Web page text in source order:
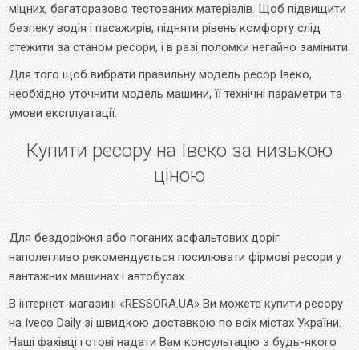
міцних, багаторазово тестованих матеріалів. Щоб підвищити
безпеку водія і пасажирів, підняти рівень комфорту слід
стежити за станом ресори, і в разі поломки негайно замінити.
Для того щоб вибрати правильну модель ресор Івеко,
необхідно уточнити модель машини, її технічні параметри та
умови експлуатації.
Купити ресору на Івеко за низькою
ціною
Для бездоріжжя або поганих асфальтових доріг
наполегливо рекомендується посилювати фірмові ресори у
вантажних машинах і автобусах.
В інтернет-магазині «RESSORA.UA» Ви можете купити ресору
на Iveco Daily зі швидкою доставкою по всіх містах України.
Наші фахівці готові надати Вам консультацію з будь-якого